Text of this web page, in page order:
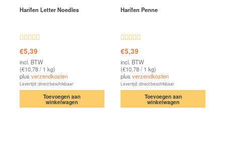
Harifen Letter Noedles
Waardering
4.81uit 5
€5,39
incl. BTW
(€10,78/ 1 kg)
plus verzendkosten
Levertijd: direct beschikbaar
Toevoegen aan
winkelwagen
Harifen Penne
Waardering
4.88uit 5
€5,39
incl. BTW
(€10,78/ 1 kg)
plus verzendkosten
Levertijd: direct beschikbaar
Toevoegen aan
winkelwagen